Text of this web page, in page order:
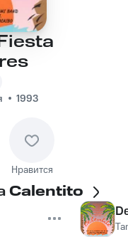
1993
Нравится
Calentito